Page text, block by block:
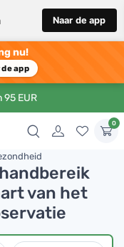
Naar de app
nu!
de app
EUR
0
van het